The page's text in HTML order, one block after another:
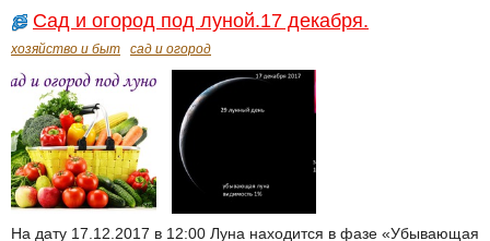
Сад и огород под луной.17 декабря.
хозяйство и быт сад и огород
На дату 17.12.2017 в 12:00 Луна находится в фазе «Убывающая